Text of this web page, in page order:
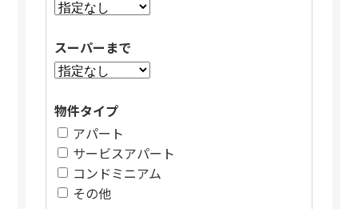
スーパーまで
物件タイプ
アパート
サービスアパート
コンドミニアム
その他